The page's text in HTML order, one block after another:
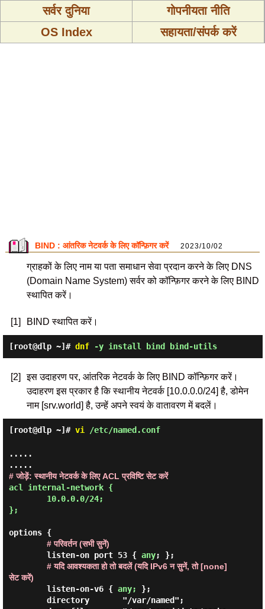
सर्वर दुनिया
गोपनीयता नीति
OS Index
सहायता/संपर्क करें
BIND : आंतरिक नेटवर्क के लिए कॉन्फ़िगर करें 2023/10/02
ग्राहकों के लिए नाम या पता समाधान सेवा प्रदान करने के लिए DNS
(Domain Name System) सर्वर को कॉन्फ़िगर करने के लिए BIND
स्थापित करें।
[1] BIND स्थापित करें।
[root@dlp ~]# dnf-y install bind bind-utils
[2]
इस उदाहरण पर, आंतरिक नेटवर्क के लिए BIND कॉन्फ़िगर करें।
उदाहरण इस प्रकार है कि स्थानीय नेटवर्क [10.0.0.0/24] है, डोमेन
नाम [srv.world] है, उन्हें अपने स्वयं के वातावरण में बदलें।
[root@dlp ~]# vi /etc/named.conf
.....
# जोड़ें: स्थानीय नेटवर्क के लिए ACL प्रविष्टि सेट करें
acl internal-network {
};
options {
# परिवर्तन (सभी सुनें)
        listen-on port 53 {
any; };
# यदि आवश्यकता हो तो बदलें (यदि IPv6 न सुनें, तो [none]
सेट करें)
        listen-on-v6 {
any; };